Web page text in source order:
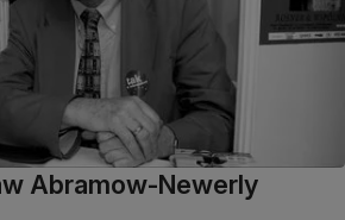
Abramow-Newerly